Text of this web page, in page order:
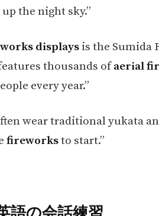
the night sky.”
displaysis the Sumida
thousands ofaerial
every year.”
wear traditional yukata
fireworksto start.”
語の会話練習